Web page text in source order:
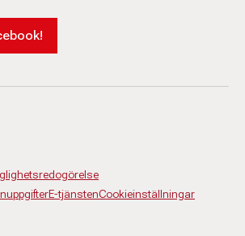
E-tjänstenCookieinställningar